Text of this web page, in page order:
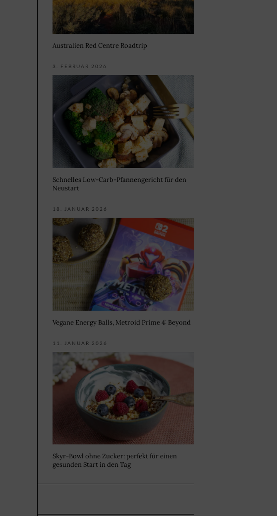
Australien Red Centre Roadtrip
3. FEBRUAR 2026
Schnelles Low-Carb-Pfannengericht für den
Neustart
18. JANUAR 2026
Vegane Energy Balls, Metroid Prime 4: Beyond
11. JANUAR 2026
Skyr-Bowl ohne Zucker: perfekt für einen
gesunden Start in den Tag